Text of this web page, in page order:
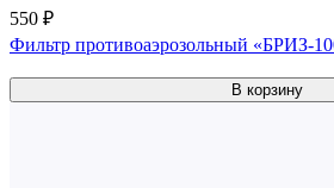
550 ₽
Фильтр противоаэрозольный «БРИЗ-
В корзину